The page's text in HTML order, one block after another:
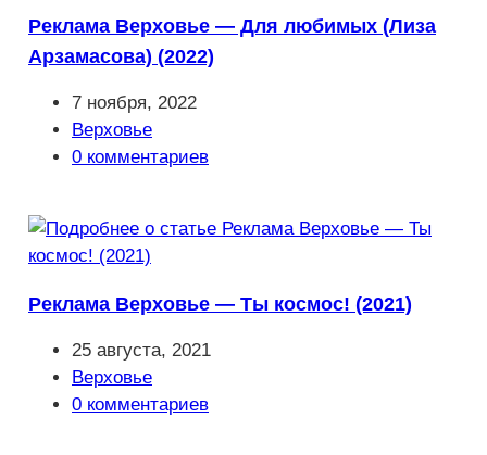
Реклама Верховье — Для любимых (Лиза
Арзамасова) (2022)
Запись
опубликована:
7 ноября, 2022
Рубрика
записи:
Верховье
Комментарии
0 комментариев
Реклама Верховье — Ты космос! (2021)
Запись
опубликована:
25 августа, 2021
Рубрика
записи:
Верховье
Комментарии
0 комментариев